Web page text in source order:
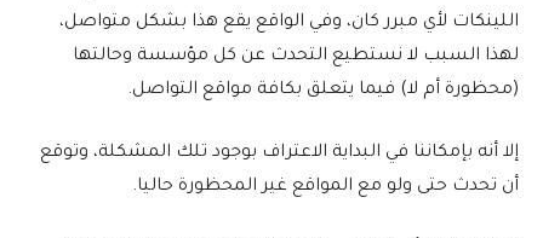
اللينكات لأي مبرر كان، وفي الواقع يقع هذا بشكل متواصل،
لهذا السبب لا نستطيع التحدث عن كل مؤسسة وحالتها
(محظورة أم لا) فيما يتعلق بكافة مواقع التواصل.
إلا أنه بإمكاننا في البداية الاعتراف بوجود تلك المشكلة، وتوقع
أن تحدث حتى ولو مع المواقع غير المحظورة حاليا.